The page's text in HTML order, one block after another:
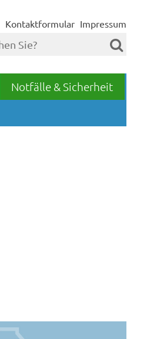
Kontaktformular Impressum
Notfälle & Sicherheit